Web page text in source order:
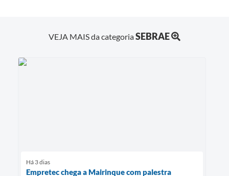
VEJA MAIS da categoriaSEBRAE
Há 3 dias
Empretec chega a Mairinque com palestra